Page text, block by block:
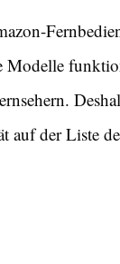
Modelle
auf der Liste